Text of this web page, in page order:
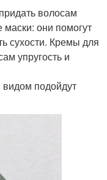
волосам
они помогут
сухости. Кремы для
упругость и
подойдут